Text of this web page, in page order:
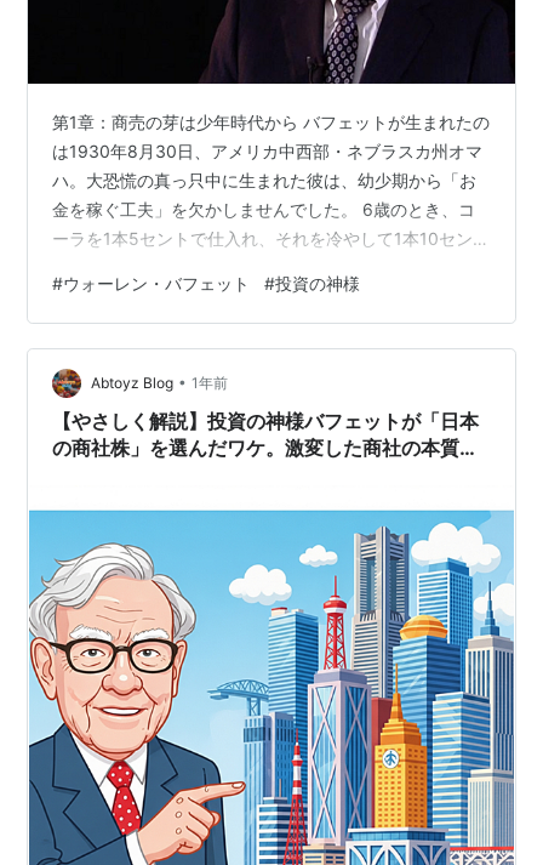
第1章：商売の芽は少年時代から バフェットが生まれたの
は1930年8月30日、アメリカ中西部・ネブラスカ州オマ
ハ。大恐慌の真っ只中に生まれた彼は、幼少期から「お
金を稼ぐ工夫」を欠かしませんでした。 6歳のとき、コ
ーラを1本5セントで仕入れ、それを冷やして1本10セント
社）。 13歳で新聞配達をしながら、自分で確定申告を提
出。 「13歳で税金を払ったことは、僕の誇りのひとつ
だ」と、後に本人が笑いながら語るほどです。 👉 つま
り、彼の「投資家としての芽」は、少年時代からすでに
芽吹いていたのです。 第2章：運命を変えた師との出会
い バフェットは大…
#ウォーレン・バフェット #投資の神様
Abtoyz Blog • 1年前
【やさしく解説】投資の神様バフェットが「日本
の商社株」を選んだワケ。激変した商社の本質と